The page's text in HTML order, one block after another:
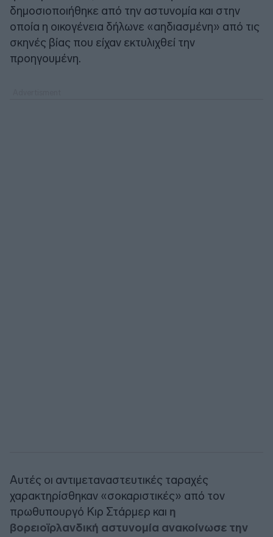
δημοσιοποιήθηκε από την αστυνομία και στην
οποία η οικογένεια δήλωνε «αηδιασμένη» από τις
σκηνές βίας που είχαν εκτυλιχθεί την
προηγουμένη.
Αυτές οι αντιμεταναστευτικές ταραχές
χαρακτηρίσθηκαν «σοκαριστικές» από τον
πρωθυπουργό Κιρ Στάρμερ και η
βορειοϊρλανδική αστυνομία ανακοίνωσε την